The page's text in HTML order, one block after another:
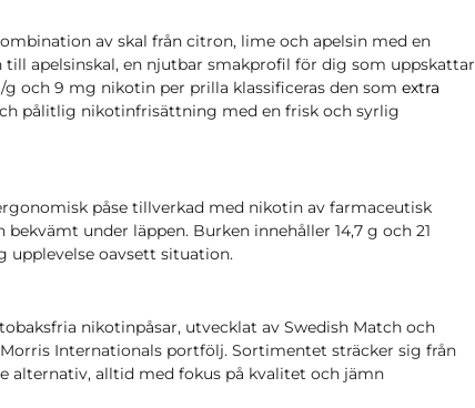
av skal från citron, lime och apelsin med en
apelsinskal, en njutbar smakprofil för dig som uppskattar
och 9 mg nikotin per prilla klassificeras den som extra
pålitlig nikotinfrisättning med en frisk och syrlig
påse tillverkad med nikotin av farmaceutisk
under läppen. Burken innehåller 14,7 g och 21
upplevelse oavsett situation.
nikotinpåsar, utvecklat av Swedish Match och
Morris Internationals portfölj. Sortimentet sträcker sig från
alternativ, alltid med fokus på kvalitet och jämn